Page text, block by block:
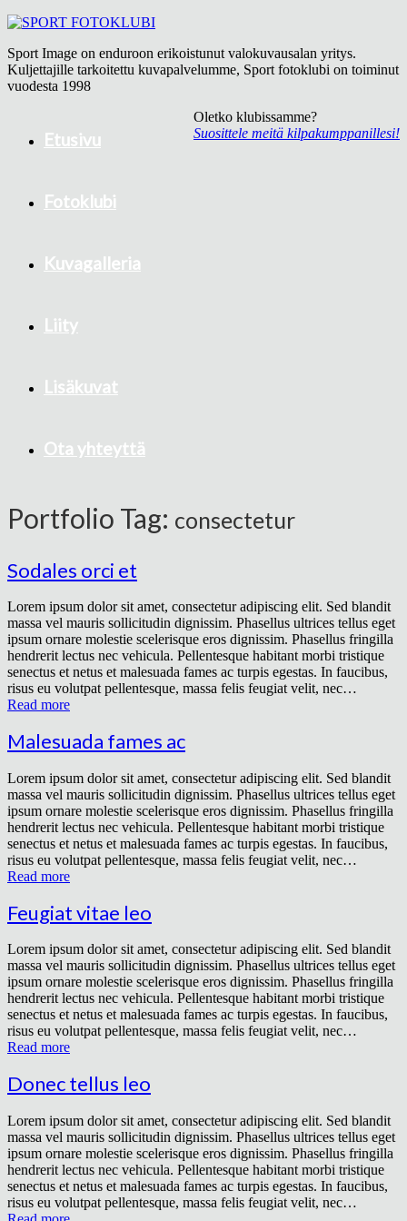
Sport Image on enduroon erikoistunut valokuvausalan yritys.
Kuljettajille tarkoitettu kuvapalvelumme, Sport fotoklubi on toiminut
vuodesta 1998
Oletko klubissamme?
Suosittele meitä kilpakumppanillesi!
Etusivu
Fotoklubi
Kuvagalleria
Liity
Lisäkuvat
Ota yhteyttä
Portfolio Tag: consectetur
Sodales orci et
Lorem ipsum dolor sit amet, consectetur adipiscing elit. Sed blandit
massa vel mauris sollicitudin dignissim. Phasellus ultrices tellus eget
ipsum ornare molestie scelerisque eros dignissim. Phasellus fringilla
hendrerit lectus nec vehicula. Pellentesque habitant morbi tristique
senectus et netus et malesuada fames ac turpis egestas. In faucibus,
risus eu volutpat pellentesque, massa felis feugiat velit, nec…
Read more
Malesuada fames ac
Lorem ipsum dolor sit amet, consectetur adipiscing elit. Sed blandit
massa vel mauris sollicitudin dignissim. Phasellus ultrices tellus eget
ipsum ornare molestie scelerisque eros dignissim. Phasellus fringilla
hendrerit lectus nec vehicula. Pellentesque habitant morbi tristique
senectus et netus et malesuada fames ac turpis egestas. In faucibus,
risus eu volutpat pellentesque, massa felis feugiat velit, nec…
Read more
Feugiat vitae leo
Lorem ipsum dolor sit amet, consectetur adipiscing elit. Sed blandit
massa vel mauris sollicitudin dignissim. Phasellus ultrices tellus eget
ipsum ornare molestie scelerisque eros dignissim. Phasellus fringilla
hendrerit lectus nec vehicula. Pellentesque habitant morbi tristique
senectus et netus et malesuada fames ac turpis egestas. In faucibus,
risus eu volutpat pellentesque, massa felis feugiat velit, nec…
Read more
Donec tellus leo
Lorem ipsum dolor sit amet, consectetur adipiscing elit. Sed blandit
massa vel mauris sollicitudin dignissim. Phasellus ultrices tellus eget
ipsum ornare molestie scelerisque eros dignissim. Phasellus fringilla
hendrerit lectus nec vehicula. Pellentesque habitant morbi tristique
senectus et netus et malesuada fames ac turpis egestas. In faucibus,
risus eu volutpat pellentesque, massa felis feugiat velit, nec…